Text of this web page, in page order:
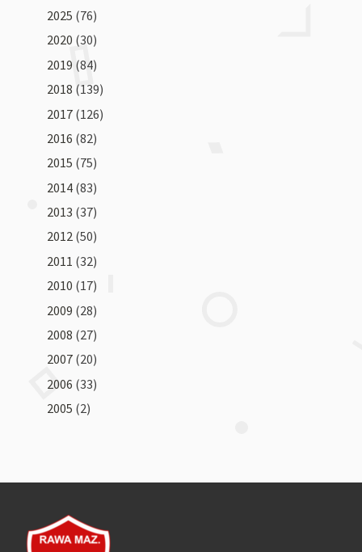
2025 (76)
2020 (30)
2019 (84)
2018 (139)
2017 (126)
2016 (82)
2015 (75)
2014 (83)
2013 (37)
2012 (50)
2011 (32)
2010 (17)
2009 (28)
2008 (27)
2007 (20)
2006 (33)
2005 (2)